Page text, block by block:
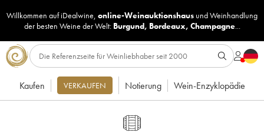
Willkommen auf iDealwine, online-Weinauktionshaus undWeinhandlung
der besten Weine der Welt: Burgund, Bordeaux, Champagne...
Kaufen VERKAUFEN Notierung Wein-Enzyklopädie